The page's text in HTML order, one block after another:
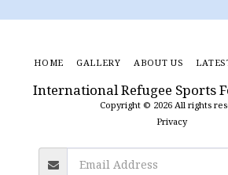
International Refugee Sports
Copyright © 2026 All rights
Privacy
HOME GALLERY ABOUT US